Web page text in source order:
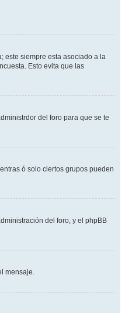
este siempre esta asociado a la
Esto evita que las
del foro para que se te
ó solo ciertos grupos pueden
del foro, y el phpBB
mensaje.